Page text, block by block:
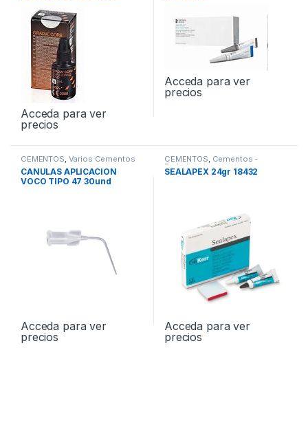
Acceda para ver
precios
Acceda para ver
precios
CEMENTOS, Varios Cementos
CANULAS APLICACION
VOCO TIPO 47 30und
Acceda para ver
precios
CEMENTOS, Cementos -
Endodoncia
SEALAPEX 24gr 18432
Acceda para ver
precios